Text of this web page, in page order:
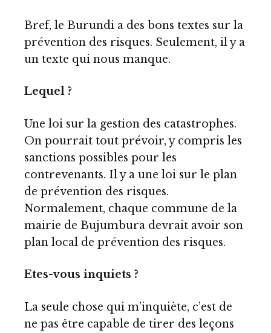
Bref, le Burundi a des bons textes sur la
prévention des risques. Seulement, il y a
un texte qui nous manque.
Lequel ?
Une loi sur la gestion des catastrophes.
On pourrait tout prévoir, y compris les
sanctions possibles pour les
contrevenants. Il y a une loi sur le plan
de prévention des risques.
Normalement, chaque commune de la
mairie de Bujumbura devrait avoir son
plan local de prévention des risques.
Etes-vous inquiets ?
La seule chose qui m’inquiète, c’est de
ne pas être capable de tirer des leçons